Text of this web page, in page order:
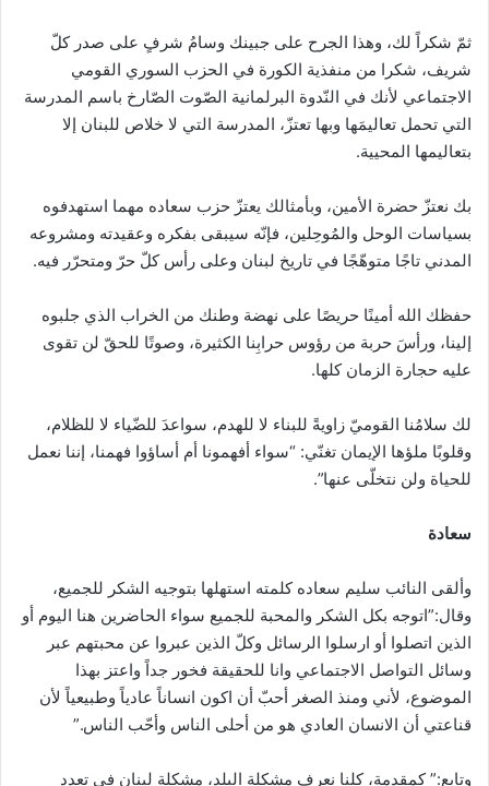
ثمّ شكراً لك، وهذا الجرح على جبينك وسامُ شرفٍ على صدر كلّ
شريف، شكرا من منفذية الكورة في الحزب السوري القومي
الاجتماعي لأنك في النّدوة البرلمانية الصّوت الصّارخ باسم المدرسة
التي تحمل تعاليمَها وبها تعتزّ، المدرسة التي لا خلاص للبنان إلا
بتعاليمها المحيية.
بك نعتزّ حضرة الأمين، وبأمثالك يعتزّ حزب سعاده مهما استهدفوه
بسياسات الوحل والمُوحِلين، فإنّه سيبقى بفكره وعقيدته ومشروعه
المدني تاجًا متوهّجًا في تاريخ لبنان وعلى رأس كلّ حرّ ومتحرّر فيه.
حفظك الله أمينًا حريصًا على نهضة وطنك من الخراب الذي جلبوه
إلينا، ورأسَ حربة من رؤوس حرابِنا الكثيرة، وصوتًا للحقّ لن تقوى
عليه حجارة الزمان كلها.
لك سلامُنا القوميّ زاويةً للبناء لا للهدم، سواعدَ للضّياء لا للظلام،
وقلوبًا ملؤها الإيمان تغنّي: “سواء أفهمونا أم أساؤوا فهمنا، إننا نعمل
للحياة ولن نتخلّى عنها”.
سعادة
وألقى النائب سليم سعاده كلمته استهلها بتوجيه الشكر للجميع،
وقال:”اتوجه بكل الشكر والمحبة للجميع سواء الحاضرين هنا اليوم أو
الذين اتصلوا أو ارسلوا الرسائل وكلّ الذين عبروا عن محبتهم عبر
وسائل التواصل الاجتماعي وانا للحقيقة فخور جداً واعتز بهذا
الموضوع، لأني ومنذ الصغر أحبّ أن اكون انساناً عادياً وطبيعياً لأن
قناعتي أن الانسان العادي هو من أحلى الناس وأحّب الناس.”
وتابع:” كمقدمة، كلنا نعرف مشكلة البلد، مشكلة لبنان في تعدد